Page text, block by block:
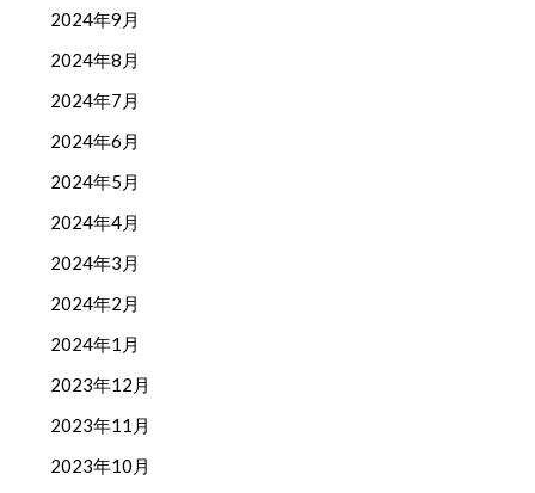
2024年9月
2024年8月
2024年7月
2024年6月
2024年5月
2024年4月
2024年3月
2024年2月
2024年1月
2023年12月
2023年11月
2023年10月